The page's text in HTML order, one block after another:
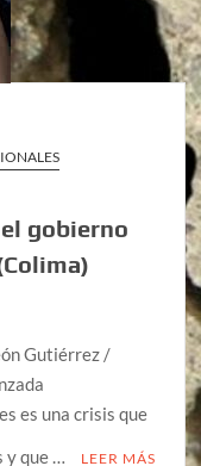
gobierno
Gutiérrez /
es una crisis que
y que …
LEER MÁS